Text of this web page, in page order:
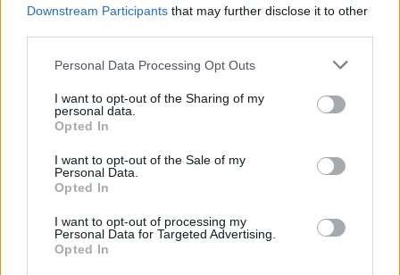
Downstream Participants that may further disclose it to other
Personal Data Processing Opt Outs
I want to opt-out of the Sharing of my
personal data.
Opted In
I want to opt-out of the Sale of my
Personal Data.
Opted In
I want to opt-out of processing my
Personal Data for Targeted Advertising.
Opted In
vincula patrimoni, turisme i
enguany amb més modistes i gairebé
d’Amposta”
31 de juliol de 2026